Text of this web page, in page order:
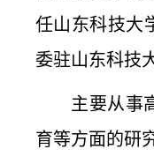
任山东科技大
委驻山东科技
主要从事
育等方面的研